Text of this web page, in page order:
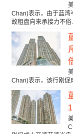
Chan)表示，由于蓝湾
故租盘向来承接力不俗...
Chan)表示，该行刚促